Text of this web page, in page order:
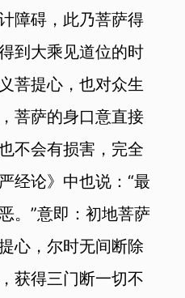
障碍，此乃菩萨得
到大乘见道位的时
菩提心，也对众生
菩萨的身口意直接
不会有损害，完全
经论》中也说：“最
。”意即：初地菩萨
心，尔时无间断除
获得三门断一切不